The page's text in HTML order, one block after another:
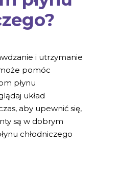
i utrzymanie
pomóc
płynu
układ
aby upewnić się,
są w dobrym
chłodniczego